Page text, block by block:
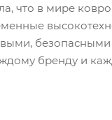
что в мире
бренду и